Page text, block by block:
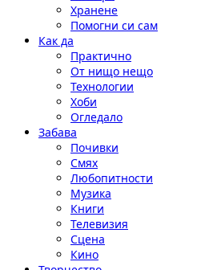
Хранене
Помогни си сам
Как да
Практично
От нищо нещо
Технологии
Хоби
Огледало
Забава
Почивки
Смях
Любопитности
Музика
Книги
Телевизия
Сцена
Кино